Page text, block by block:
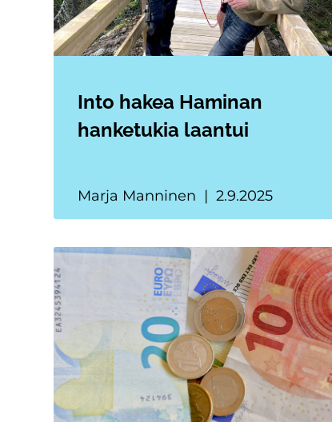
Into hakea Haminan
hanketukia laantui
Marja Manninen 2.9.2025